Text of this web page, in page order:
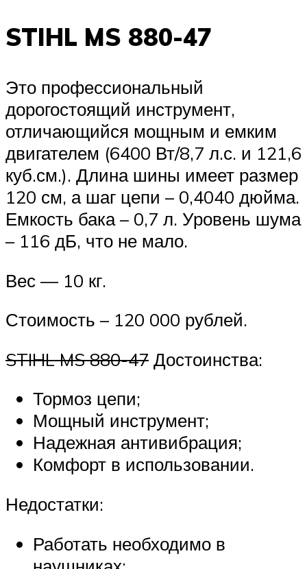
STIHL MS 880-47
Это профессиональный
дорогостоящий инструмент,
отличающийся мощным и емким
двигателем (6400 Вт/8,7 л.с. и 121,6
куб.см.). Длина шины имеет размер
120 см, а шаг цепи – 0,4040 дюйма.
Емкость бака – 0,7 л. Уровень шума
– 116 дБ, что не мало.
Вес — 10 кг.
Стоимость – 120 000 рублей.
STIHL MS 880-47 Достоинства:
Тормоз цепи;
Мощный инструмент;
Надежная антивибрация;
Комфорт в использовании.
Недостатки:
Работать необходимо в